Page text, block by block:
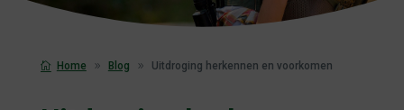
Home Blog Uitdroging herkennen en voorkomen